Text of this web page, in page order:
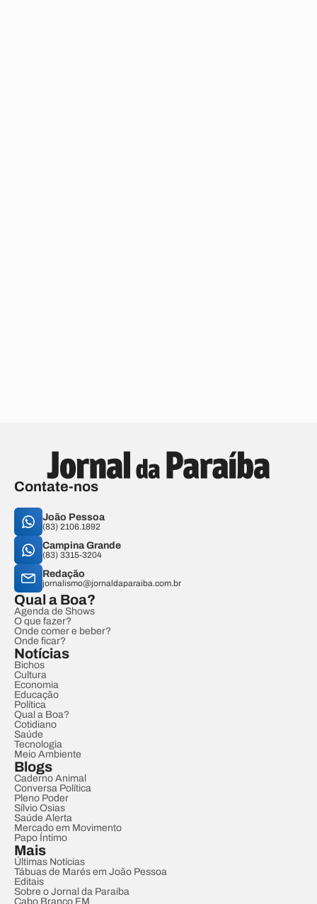
Contate-nos
João Pessoa
(83) 2106.1892
Campina Grande
(83) 3315-3204
Redação
jornalismo@jornaldaparaiba.com.br
Qual a Boa?
Agenda de Shows
O que fazer?
Onde comer e beber?
Onde ficar?
Notícias
Bichos
Cultura
Economia
Educação
Política
Qual a Boa?
Cotidiano
Saúde
Tecnologia
Meio Ambiente
Blogs
Caderno Animal
Conversa Política
Pleno Poder
Sílvio Osias
Saúde Alerta
Mercado em Movimento
Papo Íntimo
Mais
Últimas Notícias
Tábuas de Marés em João Pessoa
Editais
Sobre o Jornal da Paraíba
Cabo Branco FM